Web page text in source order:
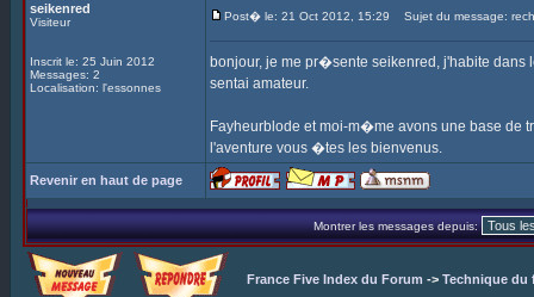
seikenred
Visiteur
Inscrit le: 25 Juin 2012
Messages: 2
Localisation: l'essonnes
Post� le: 21 Oct 2012, 15:29 Sujet du message:
bonjour, je me pr�sente seikenred, j'habite
sentai amateur.
Fayheurblode et moi-m�me avons une base de
l'aventure vous �tes les bienvenus.
Revenir en haut de page
Montrer les messages depuis:
France Five Index du Forum -> Technique du